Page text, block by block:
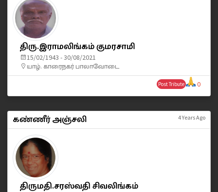
திரு.இராமலிங்கம் குமரசாமி
15/02/1943 - 30/08/2021
யாழ். காரைநகர் பாலாவோடை
0
Post Tribute
கண்ணீர் அஞ்சலி 4 Years Ago
திருமதி.சரஸ்வதி சிவலிங்கம்